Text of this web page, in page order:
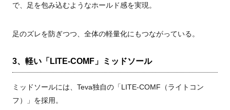
で、足を包み込むようなホールド感を実現。
足のズレを防ぎつつ、全体の軽量化にもつながっている。
3、軽い「LITE-COMF」ミッドソール
ミッドソールには、Teva独自の「LITE-COMF（ライトコン
フ）」を採用。